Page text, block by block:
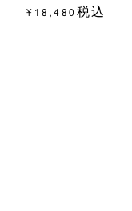
¥ 18,480 税込